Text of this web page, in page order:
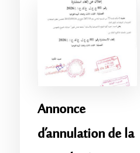
Annonce
d’annulation de la